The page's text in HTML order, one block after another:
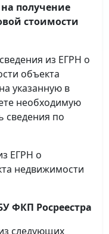
получение
стоимости
из ЕГРН о
объекта
указанную в
необходимую
сведения по
ЕГРН о
недвижимости
ФКП Росреестра
следующих